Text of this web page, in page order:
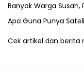
Banyak Warga Susah,
Apa Guna Punya
Cek artikel dan berita